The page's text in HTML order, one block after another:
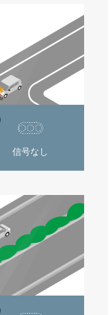
信号なし